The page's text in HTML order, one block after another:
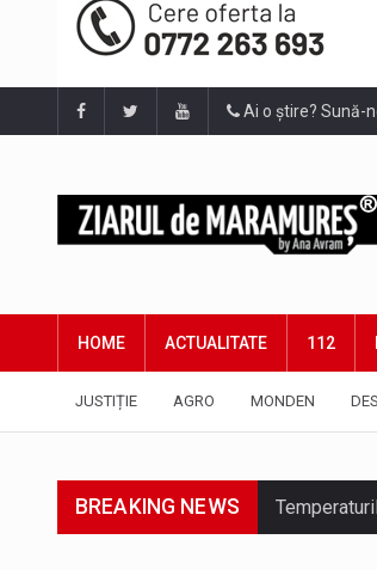
Ai o știre? Sună-
HOME ACTUALITATE 112
JUSTIȚIE AGRO MONDEN
BREAKING NEWS